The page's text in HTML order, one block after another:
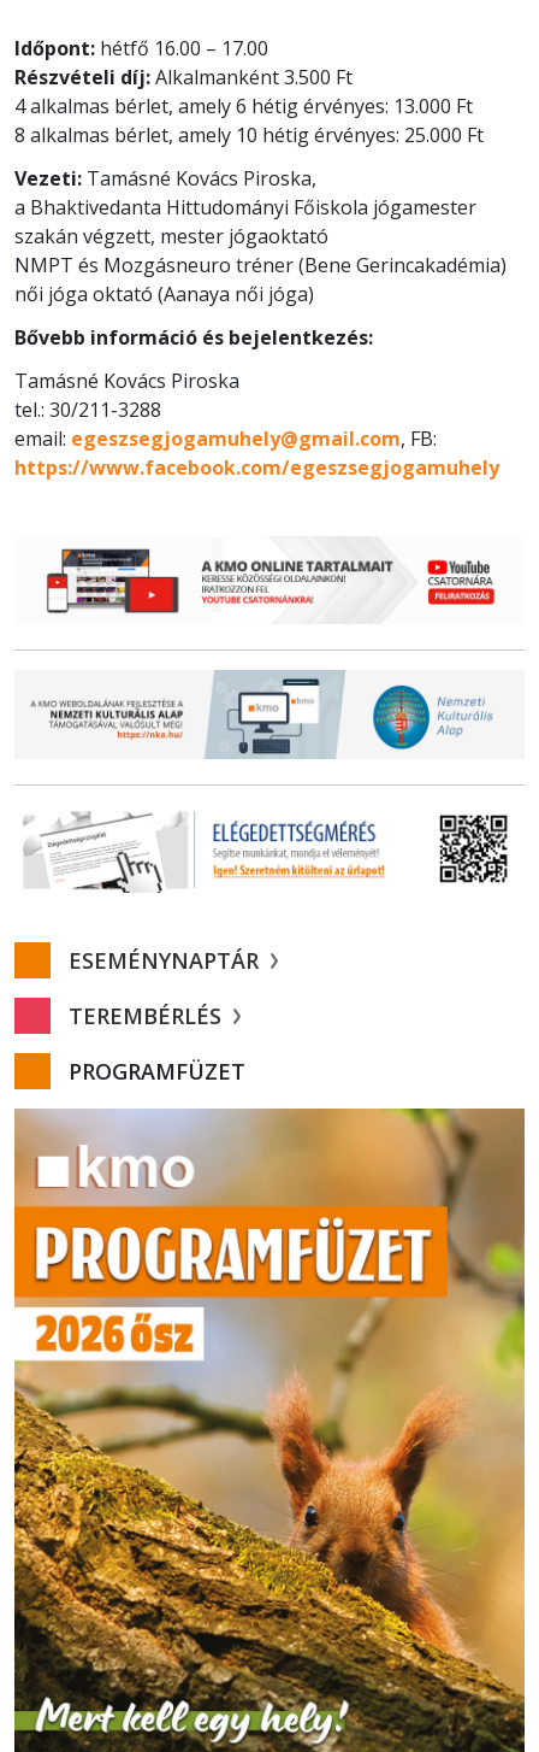
Időpont: hétfő 16.00 – 17.00
Részvételi díj:Alkalmanként 3.500 Ft
4 alkalmas bérlet, amely 6 hétig érvényes: 13.000 Ft
8 alkalmas bérlet, amely 10 hétig érvényes: 25.000 Ft
Vezeti: Tamásné Kovács Piroska,
a Bhaktivedanta Hittudományi Főiskola jógamester
szakán végzett, mester jógaoktató
NMPT és Mozgásneuro tréner (Bene Gerincakadémia)
női jóga oktató (Aanaya női jóga)
Bővebb információ és bejelentkezés:
Tamásné Kovács Piroska
tel.: 30/211-3288
email: egeszsegjogamuhely@gmail.com, FB:
https://www.facebook.com/egeszsegjogamuhely
ESEMÉNYNAPTÁR
TEREMBÉRLÉS
PROGRAMFÜZET